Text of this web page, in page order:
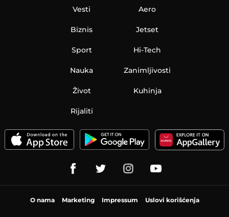
Vesti
Biznis
Sport
Nauka
Aero
Jetset
Hi-Tech
Zanimljivosti
Život Kuhinja
Rijaliti
O nama Marketing Impressum Uslovi korišćenja